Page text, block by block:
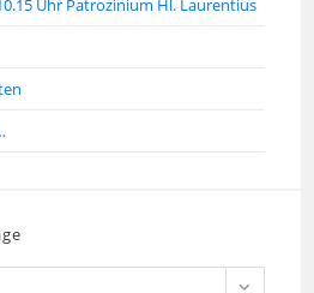
Uhr Patrozinium Hl. Laurentius